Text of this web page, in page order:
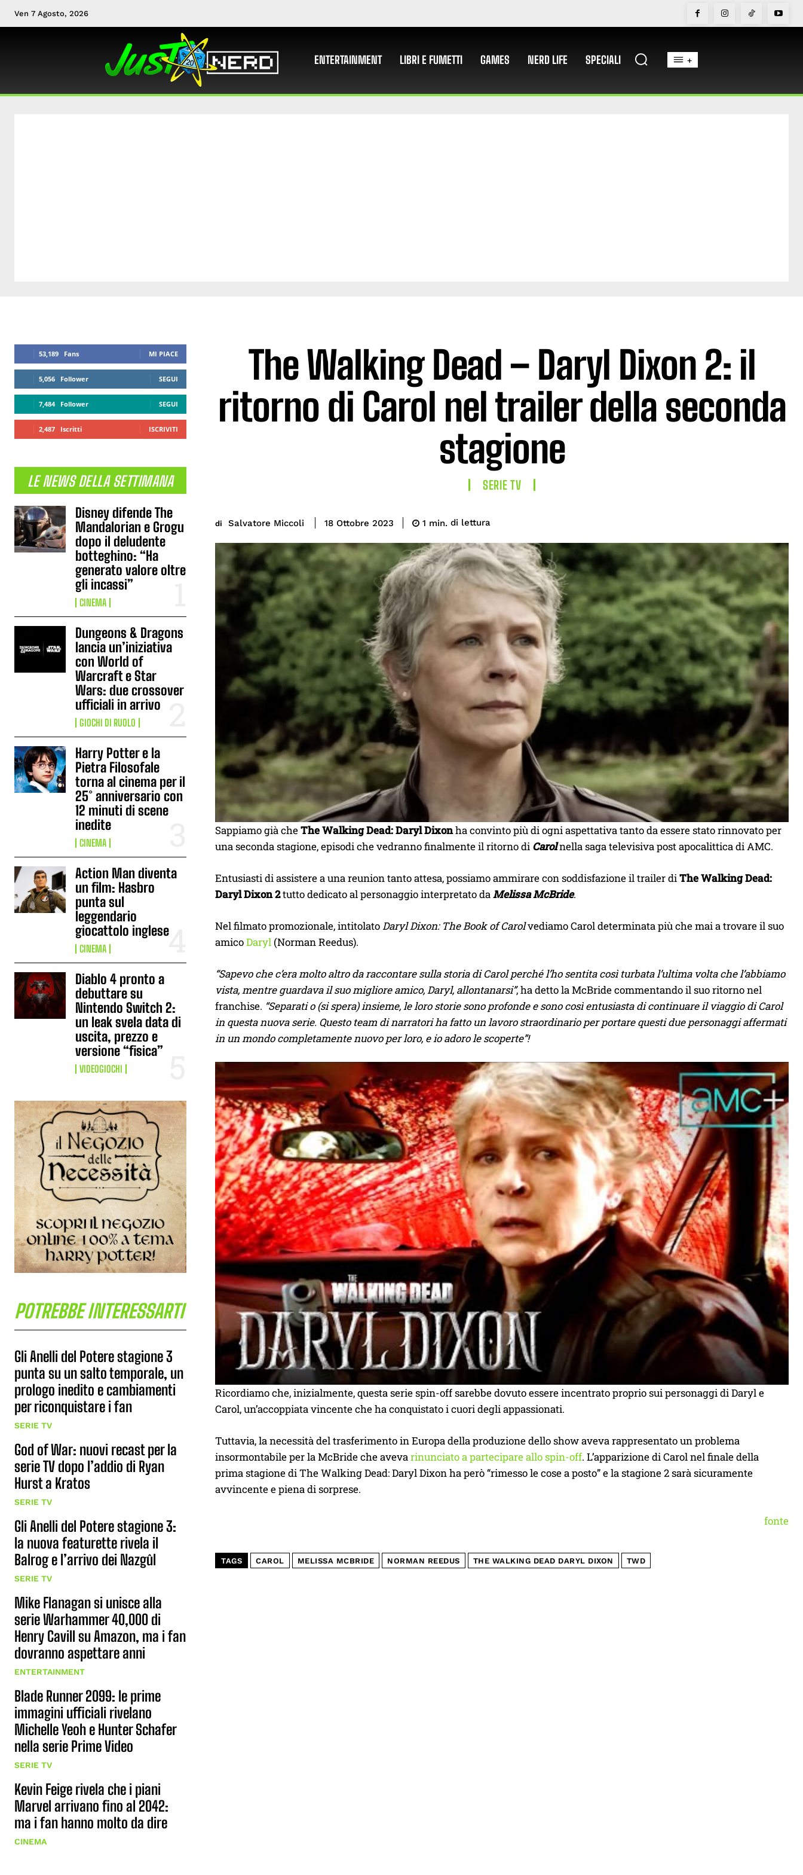
Ven 7 Agosto, 2026
ENTERTAINMENT LIBRI E FUMETTI GAMES NERD LIFE SPECIALI +
53,189 Fans MI PIACE
5,056 Follower SEGUI
7,484 Follower SEGUI
2,487 Iscritti ISCRIVITI
LE NEWS DELLA SETTIMANA
Disney difende The
Mandalorian e Grogu
dopo il deludente
botteghino: “Ha
generato valore oltre
gli incassi”
CINEMA
Dungeons & Dragons
lancia un’iniziativa
con World of
Warcraft e Star
Wars: due crossover
ufficiali in arrivo
GIOCHI DI RUOLO
Harry Potter e la
Pietra Filosofale
torna al cinema per il
25° anniversario con
12 minuti di scene
inedite
CINEMA
Action Man diventa
un film: Hasbro
punta sul
leggendario
giocattolo inglese
CINEMA
Diablo 4 pronto a
debuttare su
Nintendo Switch 2:
un leak svela data di
uscita, prezzo e
versione “fisica”
VIDEOGIOCHI
POTREBBE INTERESSARTI
Gli Anelli del Potere stagione 3
punta su un salto temporale, un
prologo inedito e cambiamenti
per riconquistare i fan
SERIE TV
God of War: nuovi recast per la
serie TV dopo l’addio di Ryan
Hurst a Kratos
SERIE TV
Gli Anelli del Potere stagione 3:
la nuova featurette rivela il
Balrog e l’arrivo dei Nazgûl
SERIE TV
Mike Flanagan si unisce alla
serie Warhammer 40,000 di
Henry Cavill su Amazon, ma i fan
dovranno aspettare anni
ENTERTAINMENT
Blade Runner 2099: le prime
immagini ufficiali rivelano
Michelle Yeoh e Hunter Schafer
nella serie Prime Video
SERIE TV
Kevin Feige rivela che i piani
Marvel arrivano fino al 2042:
ma i fan hanno molto da dire
CINEMA
The Walking Dead – Daryl Dixon 2: il
ritorno di Carol nel trailer della seconda
stagione
SERIE TV
di Salvatore Miccoli 18 Ottobre 2023 1 min. di lettura
Sappiamo già cheThe Walking Dead: Daryl Dixonha convinto più di ogni aspettativa tanto da essere stato rinnovato per
una seconda stagione, episodi che vedranno finalmente il ritorno di Carolnella saga televisiva post apocalittica di AMC.
Entusiasti di assistere a una reunion tanto attesa, possiamo ammirare con soddisfazione il trailer diThe Walking Dead:
Daryl Dixon 2tutto dedicato al personaggio interpretato daMelissa McBride.
Nel filmato promozionale, intitolatoDaryl Dixon: The Book of Carolvediamo Carol determinata più che mai a trovare il suo
amicoDaryl (Norman Reedus).
“Sapevo che c’era molto altro da raccontare sulla storia di Carol perché l’ho sentita così turbata l’ultima volta che l’abbiamo
vista, mentre guardava il suo migliore amico, Daryl, allontanarsi”, ha detto la McBride commentando il suo ritorno nel
franchise. “Separati o (si spera) insieme, le loro storie sono profonde e sono così entusiasta di continuare il viaggio di Carol
in questa nuova serie. Questo team di narratori ha fatto un lavoro straordinario per portare questi due personaggi affermati
in un mondo completamente nuovo per loro, e io adoro le scoperte”!
Ricordiamo che, inizialmente, questa serie spin-off sarebbe dovuto essere incentrato proprio sui personaggi di Daryl e
Carol, un’accoppiata vincente che ha conquistato i cuori degli appassionati.
Tuttavia, la necessità del trasferimento in Europa della produzione dello show aveva rappresentato un problema
insormontabile per la McBride che avevarinunciato a partecipare allo spin-off. L’apparizione di Carol nel finale della
prima stagione di The Walking Dead: Daryl Dixon ha però “rimesso le cose a posto” e la stagione 2 sarà sicuramente
avvincente e piena di sorprese.
fonte
TAGS CAROL MELISSA MCBRIDE NORMAN REEDUS THE WALKING DEAD DARYL DIXON TWD